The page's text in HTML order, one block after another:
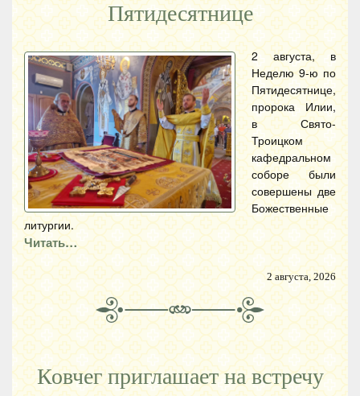
Пятидесятнице
2 августа, в
Неделю 9-ю по
Пятидесятнице,
пророка Илии,
в Свято-
Троицком
кафедральном
соборе были
совершены две
Божественные
литургии.
Читать…
2 августа, 2026
Ковчег приглашает на встречу